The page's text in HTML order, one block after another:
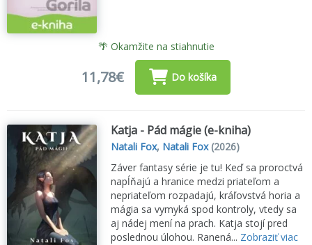
🌴 Okamžite na stiahnutie
11,78€ Do košíka
Katja - Pád mágie (e-kniha)
Natali Fox, Natali Fox(2026)
Záver fantasy série je tu! Keď sa proroctvá
napĺňajú a hranice medzi priateľom a
nepriateľom rozpadajú, kráľovstvá horia a
mágia sa vymyká spod kontroly, vtedy sa
aj nádej mení na prach. Katja stojí pred
poslednou úlohou. Ranená... Zobraziť viac